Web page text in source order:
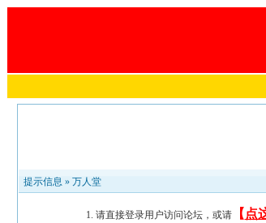
提示信息 » 万人堂
请直接登录用户访问论坛，或请【 点